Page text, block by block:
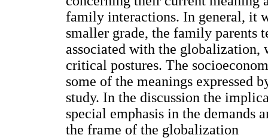
family interactions. In general, it
smaller grade, the family parents
associated with the globalization,
critical postures. The
some of the meanings expressed
study. In the discussion the
special emphasis in the demands
the frame of the globalization